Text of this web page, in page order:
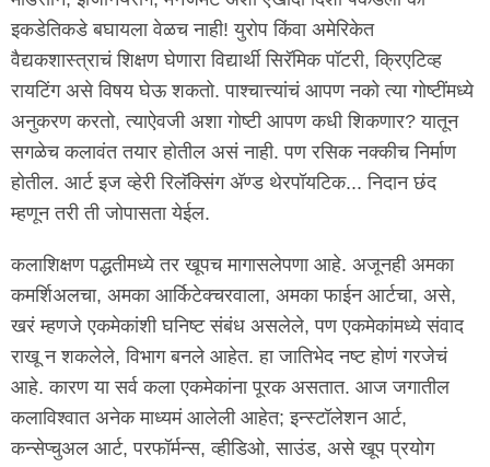
इकडेतिकडे बघायला वेळच नाही! युरोप किंवा अमेरिकेत
वैद्यकशास्त्राचं शिक्षण घेणारा विद्यार्थी सिरॅमिक पॉटरी, क्रिएटिव्ह
रायटिंग असे विषय घेऊ शकतो. पाश्चात्त्यांचं आपण नको त्या गोष्टींमध्ये
अनुकरण करतो, त्याऐवजी अशा गोष्टी आपण कधी शिकणार? यातून
सगळेच कलावंत तयार होतील असं नाही. पण रसिक नक्कीच निर्माण
होतील. आर्ट इज व्हेरी रिलॅक्सिंग अ‍ॅण्ड थेरपॉयटिक... निदान छंद
म्हणून तरी ती जोपासता येईल.
कलाशिक्षण पद्धतीमध्ये तर खूपच मागासलेपणा आहे. अजूनही अमका
कमर्शिअलचा, अमका आर्किटेक्चरवाला, अमका फाईन आर्टचा, असे,
खरं म्हणजे एकमेकांशी घनिष्ट संबंध असलेले, पण एकमेकांमध्ये संवाद
राखू न शकलेले, विभाग बनले आहेत. हा जातिभेद नष्ट होणं गरजेचं
आहे. कारण या सर्व कला एकमेकांना पूरक असतात. आज जगातील
कलाविश्वात अनेक माध्यमं आलेली आहेत; इन्स्टॉलेशन आर्ट,
कन्सेप्चुअल आर्ट, परफॉर्मन्स, व्हीडिओ, साउंड, असे खूप प्रयोग